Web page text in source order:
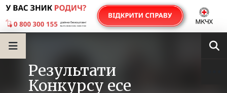
Результати
Конкурсу есе